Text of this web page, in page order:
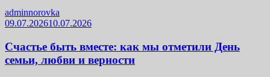
adminnorovka
09.07.202610.07.2026
Счастье быть вместе: как мы отметили День
семьи, любви и верности